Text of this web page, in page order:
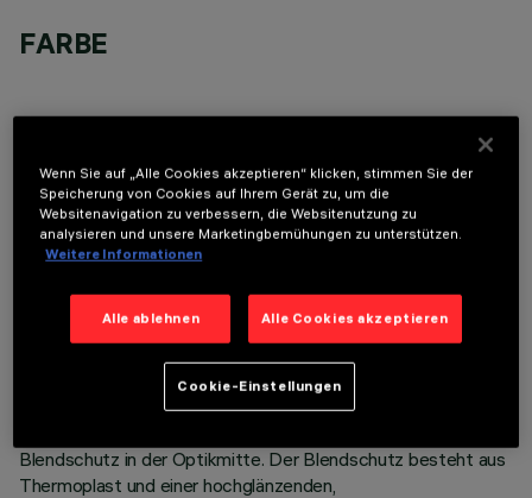
FARBE
TECHNISCHE DATEN
LETZTES UPDATE: 06.08.2026
BESCHREIBUNG
Lichtquellen mit CoB-Technologie. Version mit Rahmen zur
aufgesetzten Installation. Reflektor aus Thermoplast mit
Blendschutz in der Optikmitte. Der Blendschutz besteht aus
Thermoplast und einer hochglänzenden,
Wenn Sie auf „Alle Cookies akzeptieren“ klicken, stimmen Sie der
Speicherung von Cookies auf Ihrem Gerät zu, um die
Websitenavigation zu verbessern, die Websitenutzung zu
analysieren und unsere Marketingbemühungen zu unterstützen.
Weitere Informationen
Alle ablehnen Alle Cookies akzeptieren
Cookie-Einstellungen